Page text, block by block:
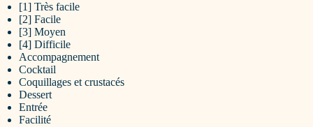
[1] Très facile
[2] Facile
[3] Moyen
[4] Difficile
Accompagnement
Cocktail
Coquillages et crustacés
Dessert
Entrée
Facilité